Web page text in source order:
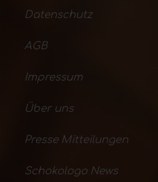
Datenschutz
AGB
Impressum
Über uns
Presse Mitteilungen
Schokologo News